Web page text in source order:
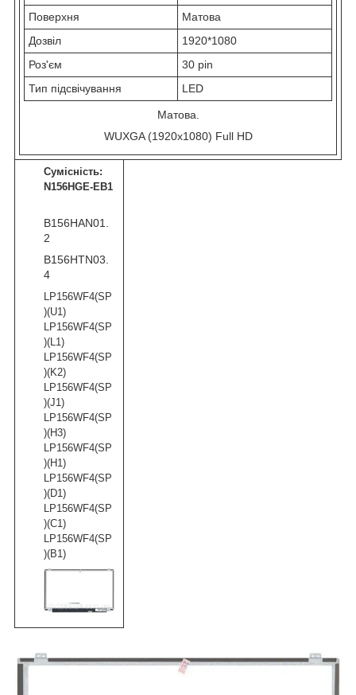
Поверхня
Матова
Дозвіл
1920*1080
Роз'єм
30 pin
Тип підсвічування
LED
Матова.
WUXGA (1920x1080) Full HD
Сумісність:
N156HGE-EB1
B156HAN01.
2
B156HTN03.
4
LP156WF4(SP
)(U1)
LP156WF4(SP
)(L1)
LP156WF4(SP
)(K2)
LP156WF4(SP
)(J1)
LP156WF4(SP
)(H3)
LP156WF4(SP
)(H1)
LP156WF4(SP
)(D1)
LP156WF4(SP
)(C1)
LP156WF4(SP
)(B1)